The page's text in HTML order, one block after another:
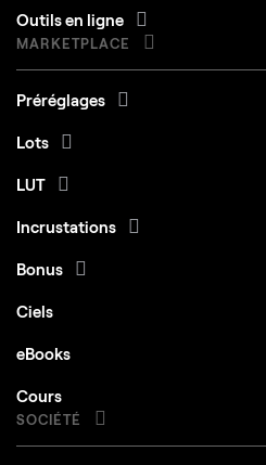
Outils en ligne
MARKETPLACE
Préréglages
Lots
LUT
Incrustations
Bonus
Ciels
eBooks
Cours
SOCIÉTÉ